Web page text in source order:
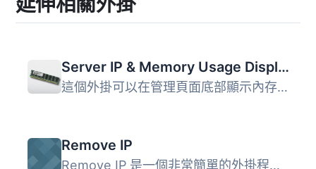
Server IP & Memory Usage Display
這個外掛可以在管理頁面底部顯示內存限制、當前內存使用情況...
Remove IP
Remove IP 是一個非常簡單的外掛程式，可以避免 WordPress 網...